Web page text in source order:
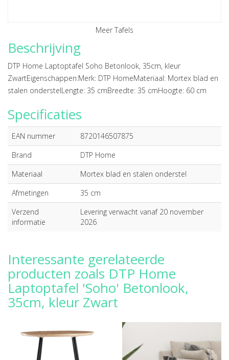
Meer Tafels
Beschrijving
DTP Home Laptoptafel Soho Betonlook, 35cm, kleur
ZwartEigenschappen:Merk: DTP HomeMateriaal: Mortex blad en
stalen onderstelLengte: 35 cmBreedte: 35 cmHoogte: 60 cm
Specificaties
EAN nummer
8720146507875
Brand
DTP Home
Materiaal
Mortex blad en stalen onderstel
Afmetingen
35 cm
Verzend
informatie
Levering verwacht vanaf 20 november
2026
Interessante gerelateerde
producten zoals DTP Home
Laptoptafel 'Soho' Betonlook,
35cm, kleur Zwart